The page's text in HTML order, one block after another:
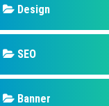
cáo Skype
cáo TVC
cáo Cốc Cốc
ứng dụng hay